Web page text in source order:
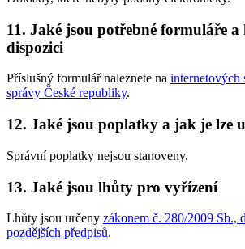
11. Jaké jsou potřebné formuláře a
dispozici
Příslušný formulář naleznete na internetových
správy České republiky.
12. Jaké jsou poplatky a jak je lze
Správní poplatky nejsou stanoveny.
13. Jaké jsou lhůty pro vyřízení
Lhůty jsou určeny zákonem č. 280/2009 Sb.,
pozdějších předpisů.